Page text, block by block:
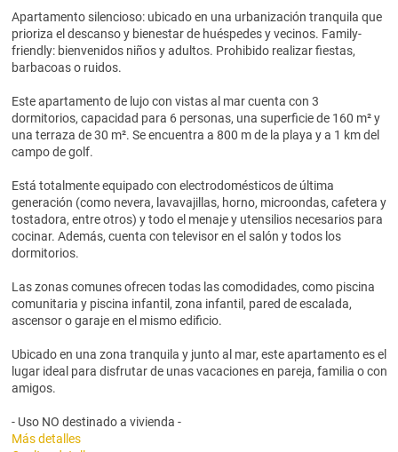
Apartamento silencioso: ubicado en una urbanización tranquila que
prioriza el descanso y bienestar de huéspedes y vecinos. Family-
friendly: bienvenidos niños y adultos. Prohibido realizar fiestas,
barbacoas o ruidos.
Este apartamento de lujo con vistas al mar cuenta con 3
dormitorios, capacidad para 6 personas, una superficie de 160 m² y
una terraza de 30 m². Se encuentra a 800 m de la playa y a 1 km del
campo de golf.
Está totalmente equipado con electrodomésticos de última
generación (como nevera, lavavajillas, horno, microondas, cafetera y
tostadora, entre otros) y todo el menaje y utensilios necesarios para
cocinar. Además, cuenta con televisor en el salón y todos los
dormitorios.
Las zonas comunes ofrecen todas las comodidades, como piscina
comunitaria y piscina infantil, zona infantil, pared de escalada,
ascensor o garaje en el mismo edificio.
Ubicado en una zona tranquila y junto al mar, este apartamento es el
lugar ideal para disfrutar de unas vacaciones en pareja, familia o con
amigos.
- Uso NO destinado a vivienda -
Más detalles